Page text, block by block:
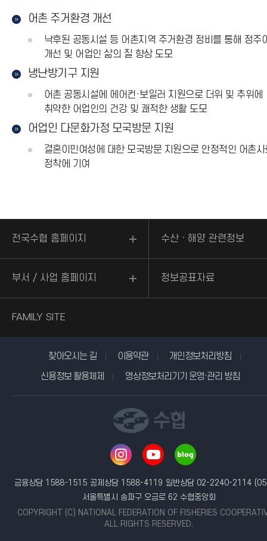
어촌 주거환경 개선
낙후된 공동시설 등 어촌지역 주거환경 정비를 통해 정주
개선 및 어업인 삶의 질 향상 도모
냉난방기구 지원
어촌 공동시설에 에어컨·보일러 지원으로 더위 및 추위에
취약한 어업인의 건강 및 쾌적한 생활 도모
어업인 다문화가정 모국방문 지원
결혼이민여성에 대한 모국방문 지원으로 안정적인 어촌사
정착에 기여
전국수협 홈페이지 수산ㆍ해양 관련정보
부서 / 사업 홈페이지 정보공표자료
FAMILY SITE
찾아오시는 길 이용약관
개인정보처리방침
신용정보 활용체제
영상정보처리기기 운영·관리 방침
금융상담 1588-1515 공제상담 1588-4119 일반상담 02-2240-2114
서울특별시 송파구 오금로 62 수협중앙회
COPYRIGHT (C) NATIONAL FEDERATION OF FISHERIES
ALL RIGHTS RESERVED.